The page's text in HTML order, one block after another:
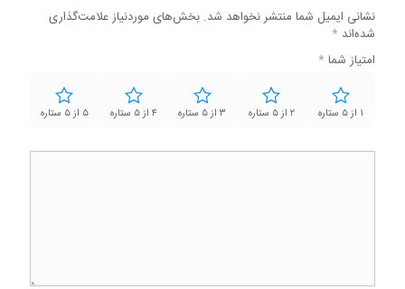
نشانی ایمیل شما منتشر نخواهد شد. بخش‌های موردنیاز علامت‌گذاری
شده‌اند *
امتیاز شما *
۱ از ۵ ستاره ۲ از ۵ ستاره ۳ از ۵ ستاره ۴ از ۵ ستاره ۵ از ۵ ستاره